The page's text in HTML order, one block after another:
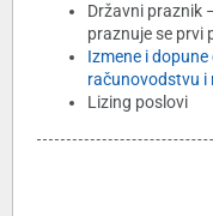
Državni praznik
praznuje se prvi
Izmene i
računovodstvu i
Lizing poslovi